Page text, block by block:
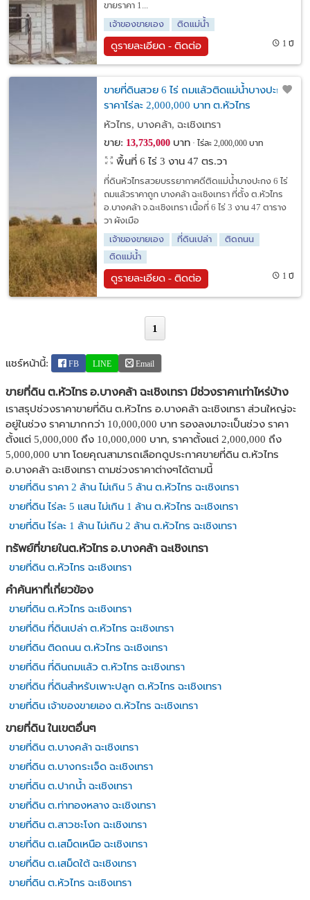
ขายราคา 1...
เจ้าของขายเอง
ติดแม่น้ำ
ดูรายละเอียด - ติดต่อ 1 ปี
ขายที่ดินสวย 6 ไร่ ถมแล้วติดแม่น้ำบางปะกง
ราคาไร่ละ 2,000,000 บาท ต.หัวไทร
อ.บางคล้า จ.ฉะเชิงเทรา
หัวไทร, บางคล้า, ฉะเชิงเทรา
ขาย: 13,735,000บาท ไร่ละ 2,000,000 บาท
พื้นที่ 6 ไร่ 3 งาน 47 ตร.วา
ที่ดินหัวไทรสวยบรรยากาศดีติดแม่น้ำบางปะกง 6 ไร่
ถมแล้วราคาถูก บางคล้า ฉะเชิงเทรา ที่ตั้ง ต.หัวไทร
อ.บางคล้า จ.ฉะเชิงเทรา เนื้อที่ 6 ไร่ 3 งาน 47 ตาราง
วา ผังเมือ
เจ้าของขายเอง
ที่ดินเปล่า
ติดถนน
ติดแม่น้ำ
ดูรายละเอียด - ติดต่อ 1 ปี
1
แชร์หน้านี้: FB LINE Email
ขายที่ดิน ต.หัวไทร อ.บางคล้า ฉะเชิงเทรา มีช่วงราคาเท่าไหร่บ้าง
เราสรุปช่วงราคาขายที่ดิน ต.หัวไทร อ.บางคล้า ฉะเชิงเทรา ส่วนใหญ่จะ
อยู่ในช่วง ราคามากกว่า 10,000,000 บาท รองลงมาจะเป็นช่วง ราคา
ตั้งแต่ 5,000,000 ถึง 10,000,000 บาท, ราคาตั้งแต่ 2,000,000 ถึง
5,000,000 บาท โดยคุณสามารถเลือกดูประกาศขายที่ดิน ต.หัวไทร
อ.บางคล้า ฉะเชิงเทรา ตามช่วงราคาต่างๆได้ตามนี้
ขายที่ดิน ราคา 2 ล้าน ไม่เกิน 5 ล้าน ต.หัวไทร ฉะเชิงเทรา
ขายที่ดิน ไร่ละ 5 แสน ไม่เกิน 1 ล้าน ต.หัวไทร ฉะเชิงเทรา
ขายที่ดิน ไร่ละ 1 ล้าน ไม่เกิน 2 ล้าน ต.หัวไทร ฉะเชิงเทรา
ทรัพย์ที่ขายในต.หัวไทร อ.บางคล้า ฉะเชิงเทรา
ขายที่ดิน ต.หัวไทร ฉะเชิงเทรา
คำค้นหาที่เกี่ยวข้อง
ขายที่ดิน ต.หัวไทร ฉะเชิงเทรา
ขายที่ดิน ที่ดินเปล่า ต.หัวไทร ฉะเชิงเทรา
ขายที่ดิน ติดถนน ต.หัวไทร ฉะเชิงเทรา
ขายที่ดิน ที่ดินถมแล้ว ต.หัวไทร ฉะเชิงเทรา
ขายที่ดิน ที่ดินสำหรับเพาะปลูก ต.หัวไทร ฉะเชิงเทรา
ขายที่ดิน เจ้าของขายเอง ต.หัวไทร ฉะเชิงเทรา
ขายที่ดิน ในเขตอื่นๆ
ขายที่ดิน ต.บางคล้า ฉะเชิงเทรา
ขายที่ดิน ต.บางกระเจ็ด ฉะเชิงเทรา
ขายที่ดิน ต.ปากน้ำ ฉะเชิงเทรา
ขายที่ดิน ต.ท่าทองหลาง ฉะเชิงเทรา
ขายที่ดิน ต.สาวชะโงก ฉะเชิงเทรา
ขายที่ดิน ต.เสม็ดเหนือ ฉะเชิงเทรา
ขายที่ดิน ต.เสม็ดใต้ ฉะเชิงเทรา
ขายที่ดิน ต.หัวไทร ฉะเชิงเทรา